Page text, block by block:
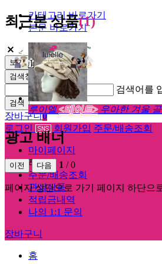
카테고리 바로가기
본문 바로가기
보기
검색창 열기
검색어를
검색
장바구니0
로그인
회원가입 주문/배송조회
마이페이지
해더
주문/배송조회
관심상품
적립금내역
나의 1:1 문의
장바구니
홈
최근본 상품(1)
루이엘<메이트>우아한 겨울
광고 배너
이전 다음 1 /0
페이지 상단으로 가기 페이지 하단으